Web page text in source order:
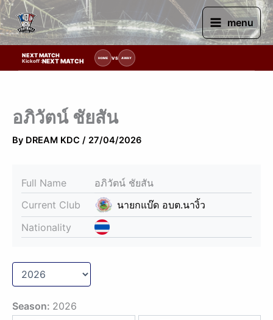
Skip
to
content
menu
NEXT MATCH
Kickoff :NEXT MATCH HOME VS AWAY
ารแข่งขัน | รอระบุวันแข่งขัน | รอข้อมูลทีมแข่งขัน
อภิวัตน์ ชัยสัน
By DREAM KDC / 27/04/2026
Full Name
อภิวัตน์ ชัยสัน
Current Club
นายกแบ๊ด อบต.นางิ้ว
Nationality
Season: 2026